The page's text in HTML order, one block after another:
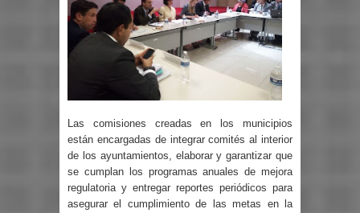
Las comisiones creadas en los municipios
están encargadas de integrar comités al interior
de los ayuntamientos, elaborar y garantizar que
se cumplan los programas anuales de mejora
regulatoria y entregar reportes periódicos para
asegurar el cumplimiento de las metas en la